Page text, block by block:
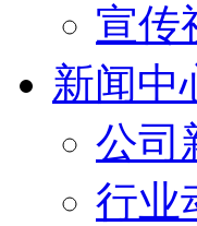
宣传
新闻中
公司
行业